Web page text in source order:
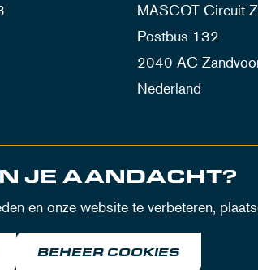
MASCOT Circuit
Postbus 132
2040 AC
Nederland
JE AANDACHT?
en onze website te verbeteren,
BEHEER COOKIES